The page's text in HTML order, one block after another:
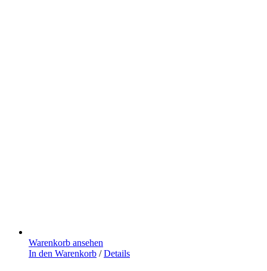
Warenkorb ansehen
In den Warenkorb / Details